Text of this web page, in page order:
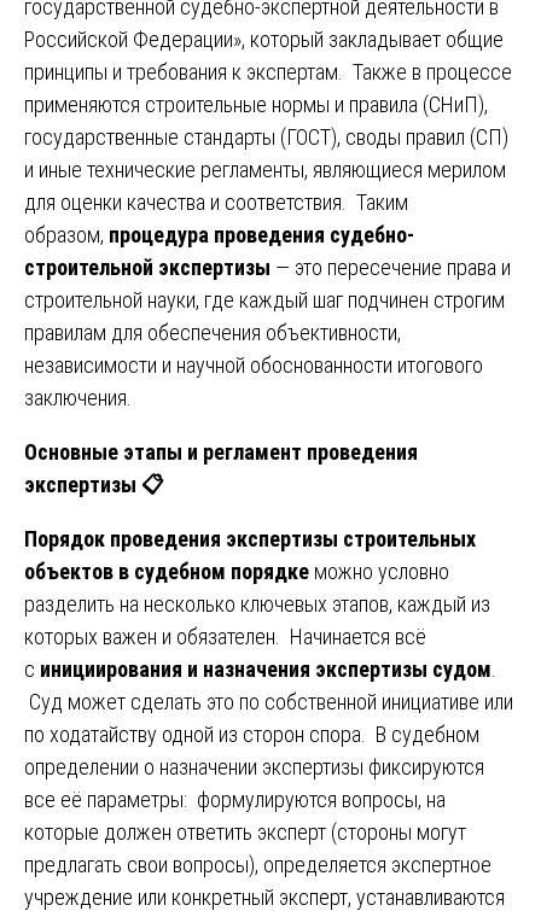
государственной судебно-экспертной деятельности в
Российской Федерации», который закладывает общие
принципы и требования к экспертам. Также в процессе
применяются строительные нормы и правила (СНиП),
государственные стандарты (ГОСТ), своды правил (СП)
и иные технические регламенты, являющиеся мерилом
для оценки качества и соответствия. Таким
образом, процедура проведения судебно-
строительной экспертизы — это пересечение права и
строительной науки, где каждый шаг подчинен строгим
правилам для обеспечения объективности,
независимости и научной обоснованности итогового
заключения.
Основные этапы и регламент проведения
экспертизы 📋
Порядок проведения экспертизы строительных
объектов в судебном порядке можно условно
разделить на несколько ключевых этапов, каждый из
которых важен и обязателен. Начинается всё
с инициирования и назначения экспертизы судом
Суд может сделать это по собственной инициативе или
по ходатайству одной из сторон спора. В судебном
определении о назначении экспертизы фиксируются
все её параметры: формулируются вопросы, на
которые должен ответить эксперт (стороны могут
предлагать свои вопросы), определяется экспертное
учреждение или конкретный эксперт, устанавливаются